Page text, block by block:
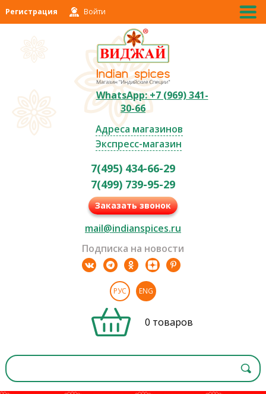
Регистрация Войти
WhatsApp: +7 (969) 341-
30-66
Адреса магазинов
Экспресс-магазин
7(495) 434-66-29
7(499) 739-95-29
Заказать звонок
mail@indianspices.ru
Подписка на новости
РУС ENG
0 товаров